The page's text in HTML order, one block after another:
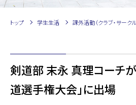
トップ 学生生活 課外活動（クラブ・サークル
剣道部 末永 真理コーチ
道選手権大会」に出場